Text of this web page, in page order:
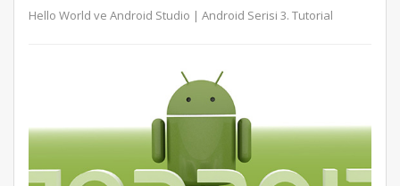
Hello World ve Android Studio | Android Serisi 3. Tutorial